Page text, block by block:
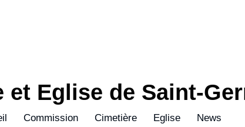
et Eglise de Saint-
Commission Cimetière Eglise News